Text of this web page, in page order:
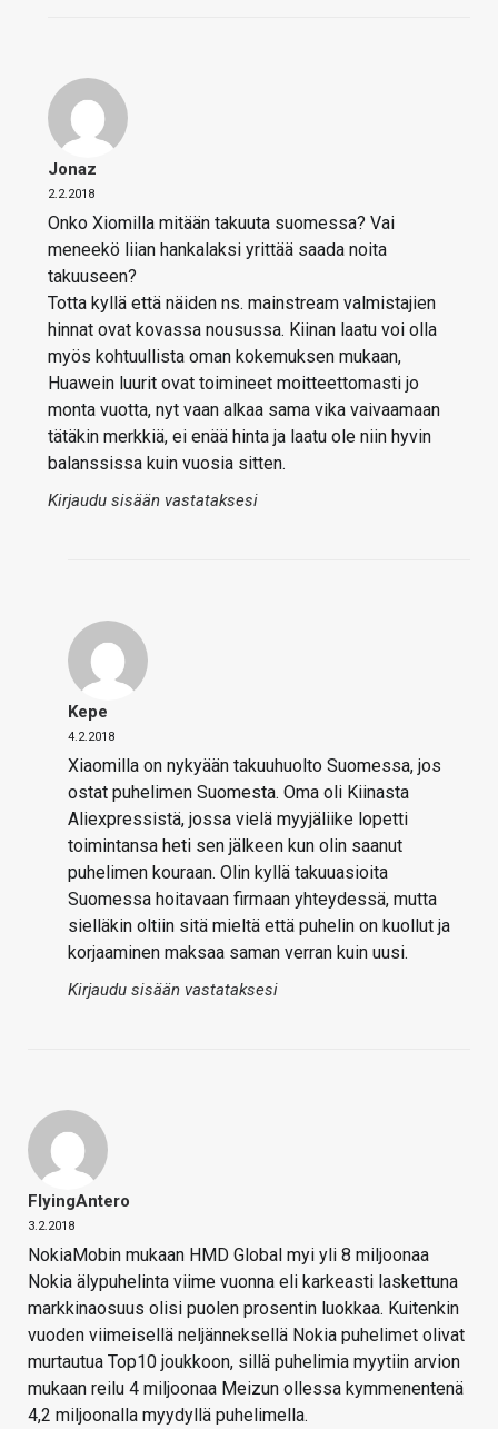
Jonaz
2.2.2018
Onko Xiomilla mitään takuuta suomessa? Vai
meneekö liian hankalaksi yrittää saada noita
takuuseen?
Totta kyllä että näiden ns. mainstream valmistajien
hinnat ovat kovassa nousussa. Kiinan laatu voi olla
myös kohtuullista oman kokemuksen mukaan,
Huawein luurit ovat toimineet moitteettomasti jo
monta vuotta, nyt vaan alkaa sama vika vaivaamaan
tätäkin merkkiä, ei enää hinta ja laatu ole niin hyvin
balanssissa kuin vuosia sitten.
Kirjaudu sisään vastataksesi
Kepe
4.2.2018
Xiaomilla on nykyään takuuhuolto Suomessa, jos
ostat puhelimen Suomesta. Oma oli Kiinasta
Aliexpressistä, jossa vielä myyjäliike lopetti
toimintansa heti sen jälkeen kun olin saanut
puhelimen kouraan. Olin kyllä takuuasioita
Suomessa hoitavaan firmaan yhteydessä, mutta
sielläkin oltiin sitä mieltä että puhelin on kuollut ja
korjaaminen maksaa saman verran kuin uusi.
Kirjaudu sisään vastataksesi
FlyingAntero
3.2.2018
NokiaMobin mukaan HMD Global myi yli 8 miljoonaa
Nokia älypuhelinta viime vuonna eli karkeasti laskettuna
markkinaosuus olisi puolen prosentin luokkaa. Kuitenkin
vuoden viimeisellä neljänneksellä Nokia puhelimet olivat
murtautua Top10 joukkoon, sillä puhelimia myytiin arvion
mukaan reilu 4 miljoonaa Meizun ollessa kymmenentenä
4,2 miljoonalla myydyllä puhelimella.